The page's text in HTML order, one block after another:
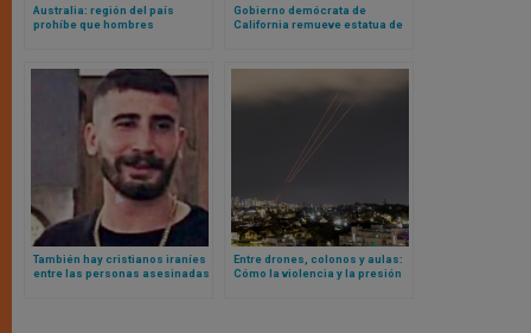
Australia: región del país
prohíbe que hombres
cárceles destinadas a mujeres
de verdad
Gobierno demócrata de
California remueve estatua de
arzobispo de San Francisco
También hay cristianos iraníes
entre las personas asesinadas
Entre drones, colonos y aulas:
Cómo la violencia y la presión